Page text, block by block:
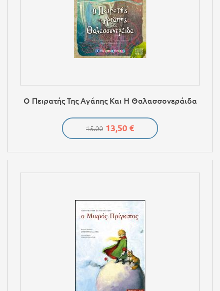
Ο Πειρατής Της Αγάπης Και Η Θαλασσονεράιδα
15.00 13,50 €